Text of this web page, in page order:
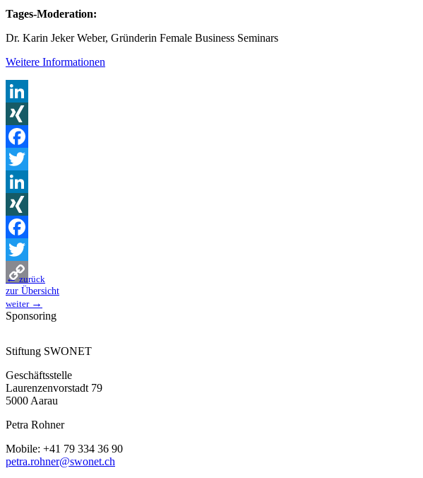
Tages-Moderation:
Dr. Karin Jeker Weber, Gründerin Female Business Seminars
Weitere Informationen
LinkedIn
XING
Facebook
Twitter
LinkedIn
XING
Facebook
Twitter
Copy
Link
←zurück
zur Übersicht
weiter →
Sponsoring
Stiftung SWONET
Geschäftsstelle
Laurenzenvorstadt 79
5000 Aarau
Petra Rohner
Mobile: +41 79 334 36 90
petra.rohner@swonet.ch